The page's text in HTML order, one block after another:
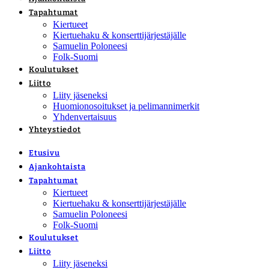
Tapahtumat
Kiertueet
Kiertuehaku & konserttijärjestäjälle
Samuelin Poloneesi
Folk-Suomi
Koulutukset
Liitto
Liity jäseneksi
Huomionosoitukset ja pelimannimerkit
Yhdenvertaisuus
Yhteystiedot
Etusivu
Ajankohtaista
Tapahtumat
Kiertueet
Kiertuehaku & konserttijärjestäjälle
Samuelin Poloneesi
Folk-Suomi
Koulutukset
Liitto
Liity jäseneksi